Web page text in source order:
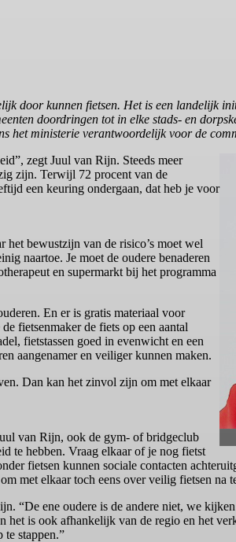
door kunnen fietsen. Het is een landelijk
doordringen tot in elke stads- en
het ministerie verantwoordelijk voor de
zegt Juul van Rijn. Steeds meer
zijn. Terwijl 72 procent van de
een keuring ondergaan, dat heb je voor
bewustzijn van de risico’s moet wel
naartoe. Je moet de oudere benaderen
en supermarkt bij het programma
En er is gratis materiaal voor
fietsenmaker de fiets op een aantal
fietstassen goed in evenwicht en een
aangenamer en veiliger kunnen maken.
Dan kan het zinvol zijn om met elkaar
van Rijn, ook de gym- of bridgeclub
te hebben. Vraag elkaar of je nog fietst
fietsen kunnen sociale contacten
met elkaar toch eens over veilig fietsen na
“De ene oudere is de andere niet, we
is ook afhankelijk van de regio en het
te stappen.”